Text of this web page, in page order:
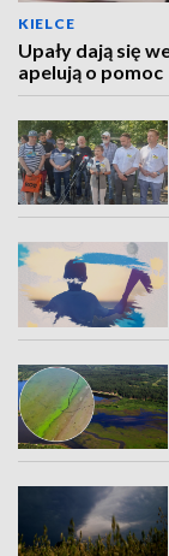
KIELCE
Upały dają się
apelują o pomoc